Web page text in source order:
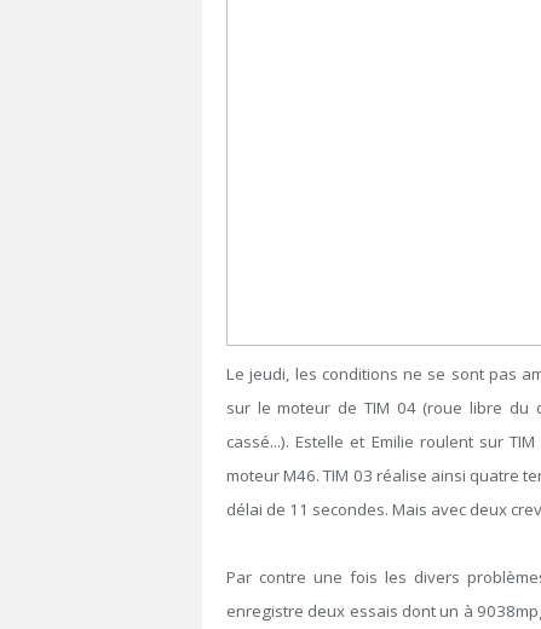
Le jeudi, les conditions ne se sont pas
sur le moteur de TIM 04 (roue libre du
cassé...). Estelle et Emilie roulent sur
moteur M46. TIM 03 réalise ainsi quatre
délai de 11 secondes. Mais avec deux
Par contre une fois les divers
enregistre deux essais dont un à